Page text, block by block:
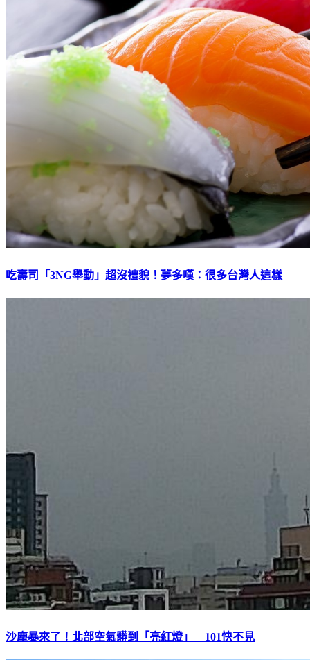
吃壽司「3NG舉動」超沒禮貌！夢多嘆：很多台灣人這樣
沙塵暴來了！北部空氣髒到「亮紅燈」 101快不見